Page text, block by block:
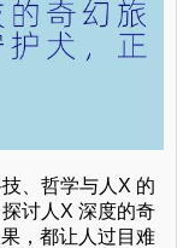
、哲学与人X 的
讨人X 深度的奇
，都让人过目难